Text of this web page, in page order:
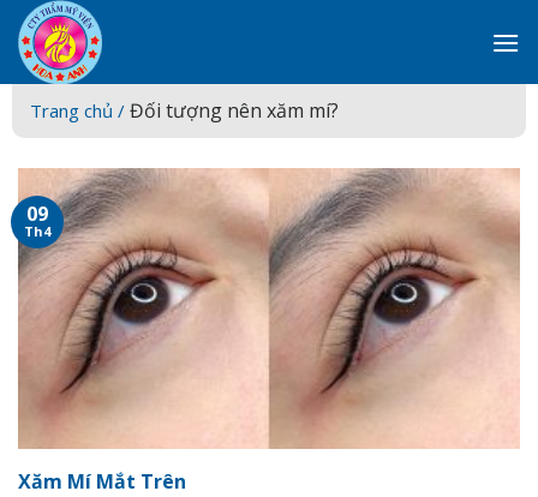
Skip
to
content
Trang chủ / Đối tượng nên xăm mí?
Xăm Mí Mắt Trên
09
Th4